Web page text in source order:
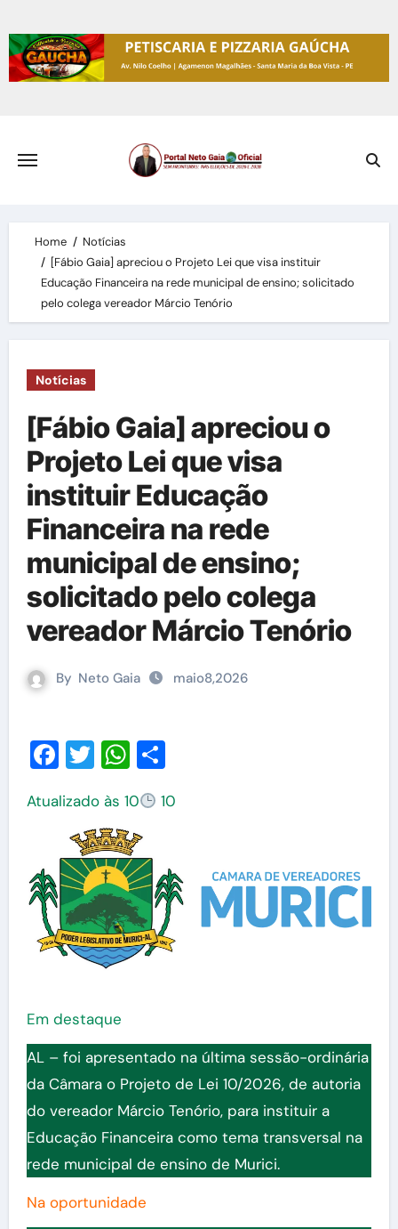
to
content
Home
Notícias
[Fábio Gaia] apreciou o Projeto Lei que visa instituir
Educação Financeira na rede municipal de ensino; solicitado
pelo colega vereador Márcio Tenório
Notícias
[Fábio Gaia] apreciou o
Projeto Lei que visa
instituir Educação
Financeira na rede
municipal de ensino;
solicitado pelo colega
vereador Márcio Tenório
By Neto Gaia maio8,2026
Facebook
TwitterWhatsApp
Share
Atualizado às 10 10
Em destaque
AL – foi apresentado na última sessão-ordinária
da Câmara o Projeto de Lei 10/2026, de autoria
do vereador Márcio Tenório, para instituir a
Educação Financeira como tema transversal na
rede municipal de ensino de Murici.
Na oportunidade